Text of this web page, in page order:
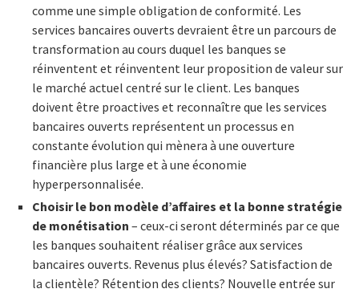
comme une simple obligation de conformité. Les
services bancaires ouverts devraient être un parcours de
transformation au cours duquel les banques se
réinventent et réinventent leur proposition de valeur sur
le marché actuel centré sur le client. Les banques
doivent être proactives et reconnaître que les services
bancaires ouverts représentent un processus en
constante évolution qui mènera à une ouverture
financière plus large et à une économie
hyperpersonnalisée.
Choisir le bon modèle d’affaires et la bonne stratégie
de monétisation – ceux-ci seront déterminés par ce que
les banques souhaitent réaliser grâce aux services
bancaires ouverts. Revenus plus élevés? Satisfaction de
la clientèle? Rétention des clients? Nouvelle entrée sur